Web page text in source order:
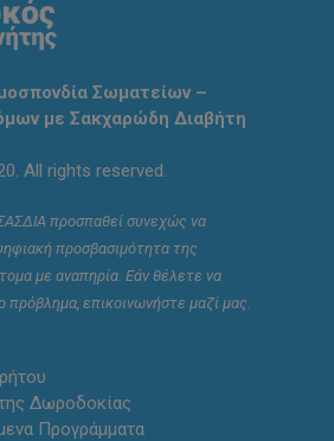
Σωματείων –
με Σακχαρώδη Διαβήτη
All rights reserved.
προσπαθεί συνεχώς να
προσβασιμότητα της
με αναπηρία. Εάν θέλετε να
πρόβλημα, επικοινωνήστε μαζί μας.
Δωροδοκίας
Προγράμματα